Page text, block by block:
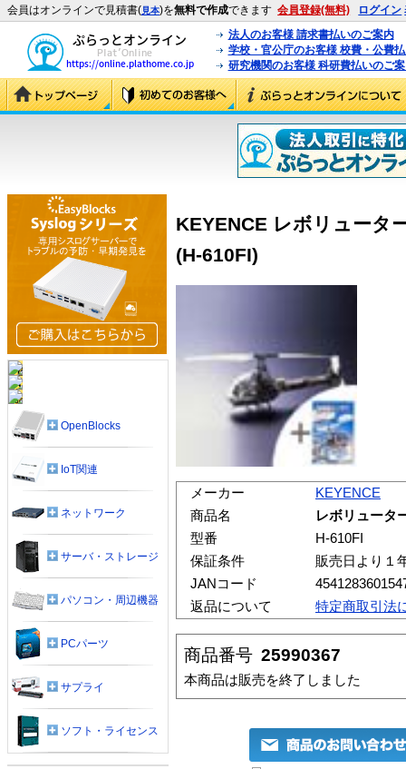
会員はオンラインで見積書(見本)を無料で作成できます 会員登録(無料) ログイン
法人のお客様 請求書払いのご案内
学校・官公庁のお客様 校費・公費
研究機関のお客様 科研費払いのご
KEYENCE レボリュータ
(H-610FI)
メーカー
KEYENCE
商品名
レボリュータ
型番
H-610FI
保証条件
販売日より１
JANコード
返品について
特定商取引法
商品番号 25990367
本商品は販売を終了しました
OpenBlocks
IoT関連
ネットワーク
サーバ・ストレージ
パソコン・周辺機器
PCパーツ
サプライ
ソフト・ライセンス